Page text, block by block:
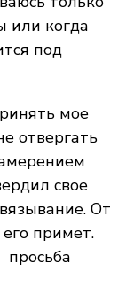
или когда
под
мое
отвергать
свое
От
примет.
просьба